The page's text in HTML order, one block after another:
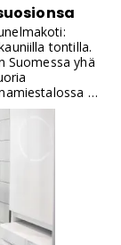
tontilla.
Suomessa yhä
on
vanhan
myös
on
kannattaa